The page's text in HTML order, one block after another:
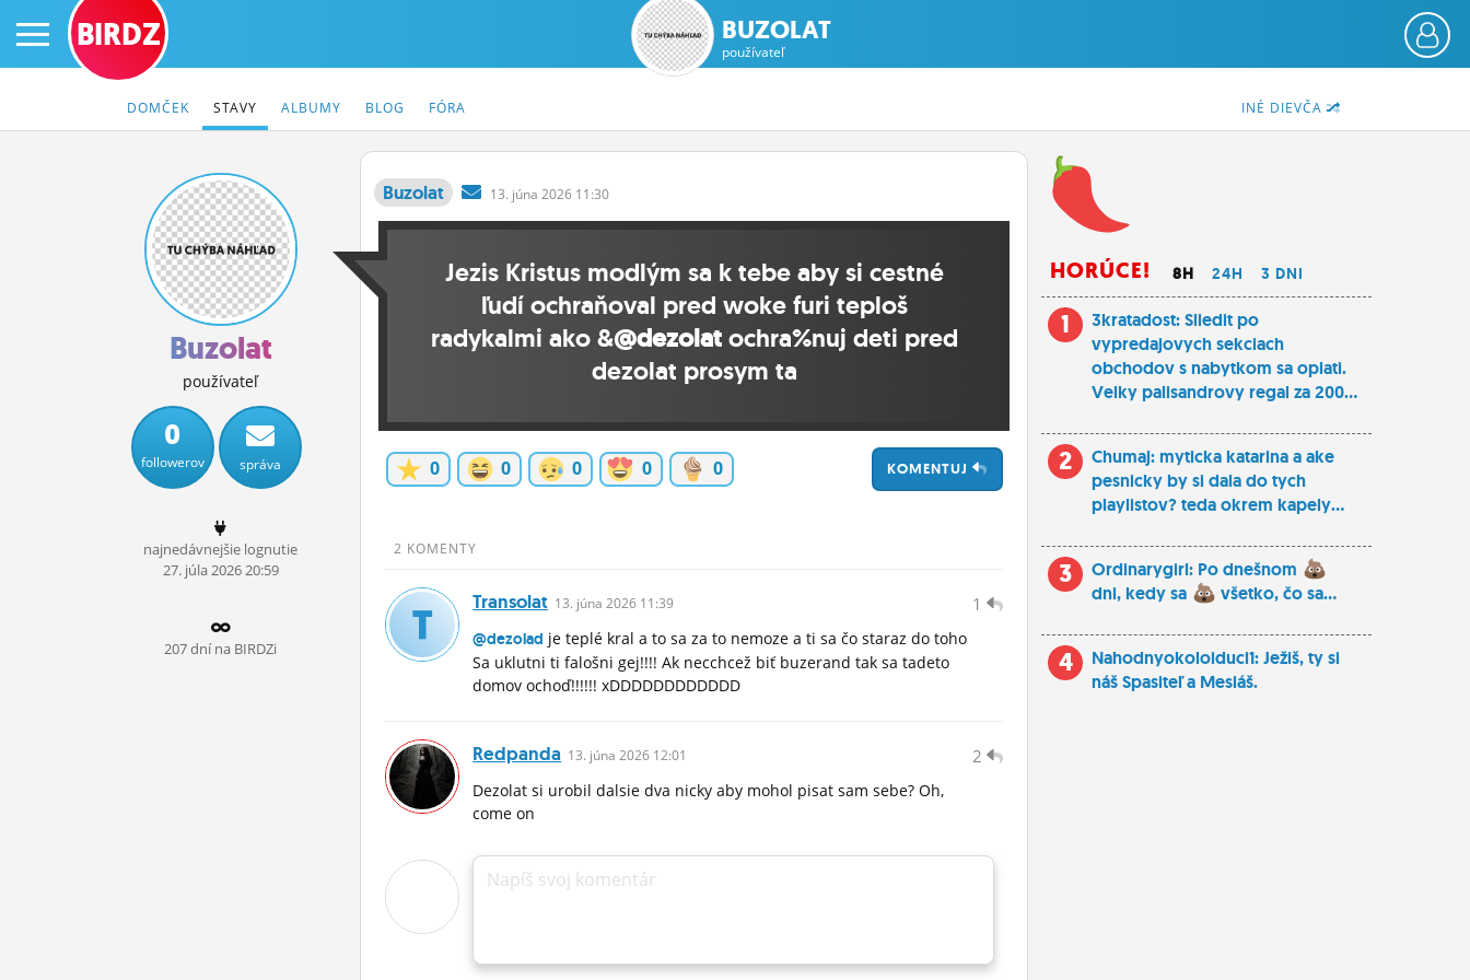
PRIHLÁS SA
ČINŽIAK
BLOGY
OBRÁZKY
MÔJ PROFIL
ROLETA
BIRDZ BUZOLAT
používateľ
INÉ DIEVČA
DOMČEK STAVY ALBUMY BLOG FÓRA
Buzolat
používateľ
0
followerov správa
najnedávnejšie lognutie
27. júla2026 20:59
207 dní na BIRDZi
Buzolat 13. júna 2026 11:30
Jezis Kristus modlým sa k tebe aby si cestné
ľudí ochraňoval pred woke furi teploš
radykalmi ako &@dezolatochra%nuj deti pred
dezolat prosym ta
0 0 0 0 0 KOMENTUJ
2 KOMENTY
1
Transolat 13. júna 2026 11:39
@dezolad je teplé kral a to sa za to nemoze a ti sa čo staraz do toho
Sa uklutni ti falošni gej!!!! Ak necchcež biť buzerand tak sa tadeto
domov ochoď!!!!!! xDDDDDDDDDDDD
2
Redpanda 13. júna 2026 12:01
Dezolat si urobil dalsie dva nicky aby mohol pisat sam sebe? Oh,
come on
Napíš svoj komentár
HORÚCE! 8H 24H 3 DNI
1
3kratadost: Sliedit po
vypredajovych sekciach
obchodov s nabytkom sa oplati.
Velky palisandrovy regal za 200...
2
Chumaj: myticka katarina a ake
pesnicky by si dala do tych
playlistov? teda okrem kapely...
3
Ordinarygirl: Po dnešnom
dni, kedy sa
všetko, čo sa...
4
Nahodnyokoloiduci1: Ježiš, ty si
náš Spasiteľ a Mesiáš.